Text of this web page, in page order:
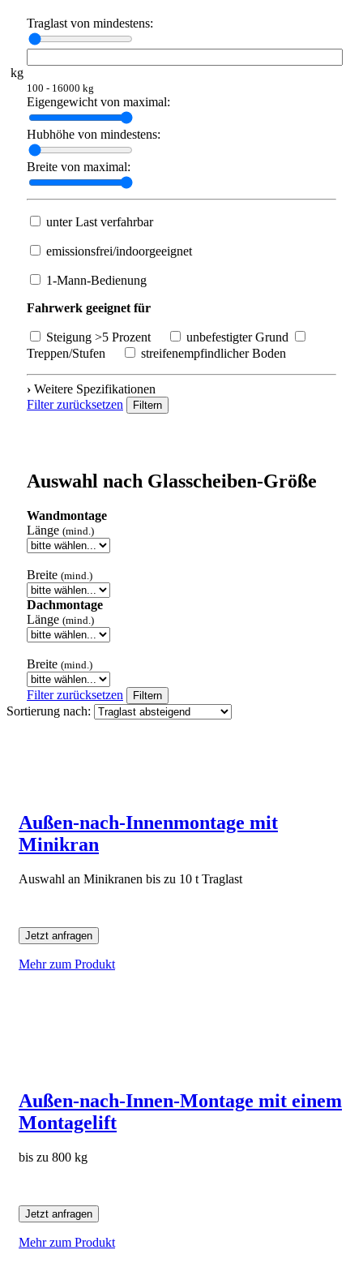
Traglast von mindestens:
kg
100 - 16000 kg
Eigengewicht von maximal:
Hubhöhe von mindestens:
Breite von maximal:
unter Last verfahrbar
emissionsfrei/indoorgeeignet
1-Mann-Bedienung
Fahrwerk geeignet für
Steigung >5 Prozent
unbefestigter Grund
Treppen/Stufen
streifenempfindlicher Boden
› Weitere Spezifikationen
Filter zurücksetzen
Filtern
Auswahl nach Glasscheiben-Größe
Wandmontage
Länge (mind.)
Breite (mind.)
Dachmontage
Länge (mind.)
Breite (mind.)
Filter zurücksetzen Filtern
Sortierung nach:
Außen-nach-Innenmontage mit
Minikran
Auswahl an Minikranen bis zu 10 t Traglast
Jetzt anfragen
Mehr zum Produkt
Außen-nach-Innen-Montage mit einem
Montagelift
bis zu 800 kg
Jetzt anfragen
Mehr zum Produkt